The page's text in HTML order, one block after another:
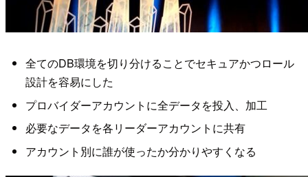
全てのDB環境を切り分けることでセキュアかつロール
設計を容易にした
プロバイダーアカウントに全データを投入、加工
必要なデータを各リーダーアカウントに共有
アカウント別に誰が使ったか分かりやすくなる